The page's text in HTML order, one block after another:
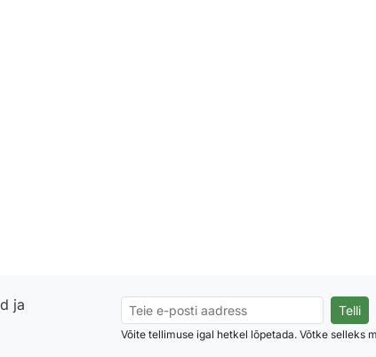
ja
Võite tellimuse igal hetkel lõpetada. Võtke selleks